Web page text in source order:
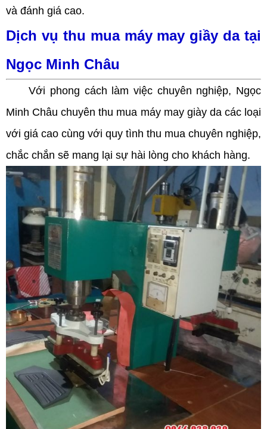
và đánh giá cao.
Dịch vụ thu mua máy may giầy da tại
Ngọc Minh Châu
Với phong cách làm việc chuyên nghiệp, Ngọc
Minh Châu chuyên thu mua máy may giày da các loại
với giá cao cùng với quy tình thu mua chuyên nghiệp,
chắc chắn sẽ mang lại sự hài lòng cho khách hàng.